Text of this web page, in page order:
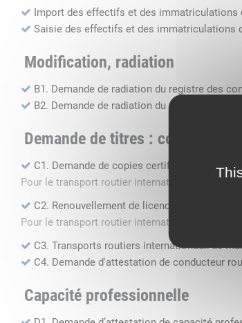
Import des effectifs et des immatriculations
Saisie des effectifs et des immatriculations
Modification, radiation
B1. Demande de radiation du registre des
B2. Demande de radiation du registre des
Demande de titres : copie,
C1. Demande de copies certifiées conformes
Pour le transport routier international de
C2. Renouvellement de licence transport
Pour le transport routier international de
C3. Transports routiers internationaux de
C4. Demande d'attestation de conducteur
Capacité professionnelle